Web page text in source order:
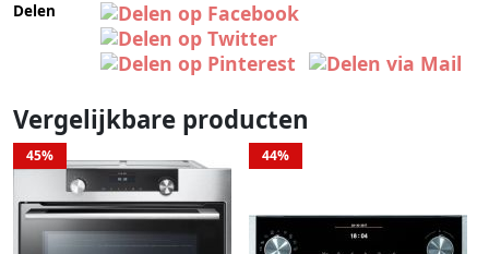
Delen
Vergelijkbare producten
45% 44%